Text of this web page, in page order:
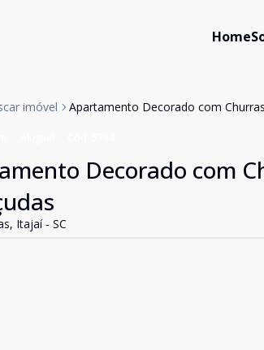
Home
imóvel Apartamento Decorado com
Decorado com
Itajaí - SC